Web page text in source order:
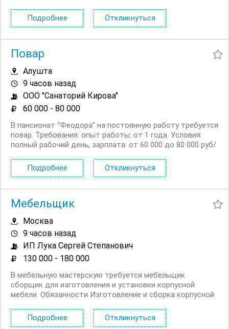
Подробнее
Откликнуться
Повар
Алушта
9 часов назад
ООО "Санаторий Кирова"
60 000 - 80 000
В пансионат “Феодора” на постоянную работу требуется
повар. Требования: опыт работы: от 1 года. Условия:
полный рабочий день, зарплата: от 60 000 до 80 000 руб/
Подробнее
Откликнуться
Мебельщик
Москва
9 часов назад
ИП Лука Сергей Степанович
130 000 - 180 000
В мебельную мастерскую требуется мебельщик
сборщик для изготовления и установки корпусной
мебели. Обязанности Изготовление и сборка корпусной
фанерой и другими материалами; Раскрой, присадка,
кромление и установка мебельной фурнитуры; Сборка...
Подробнее Откликнуться